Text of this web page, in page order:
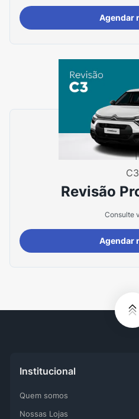
Agendar
C3
Revisão
Consulte
Agendar
Institucional
Quem somos
Nossas Lojas